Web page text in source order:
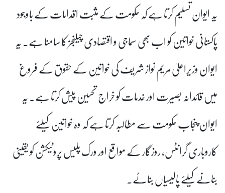
یہ ایوان تسلیم کرتا ہے کہ حکومت کے مثبت اقدامات کے باوجود
پاکستانی خواتین کو اب بھی سماجی و اقتصادی چیلنجز کا سامنا ہے۔ یہ
ایوان وزیراعلیٰ مریم نواز شریف کی خواتین کے حقوق کے فروغ
میں قائدانہ بصیرت اور خدمات کو خراج تحسین پیش کرتا ہے۔ یہ
ایوان پنجاب حکومت سے مطالبہ کرتا ہے کہ وہ خواتین کیلئے
کاروباری گرانٹس، روزگار کے مواقع اور ورک پلیس پروٹیکشن کو یقینی
بنانے کیلئے پالیسیاں بنائے۔